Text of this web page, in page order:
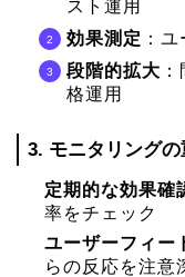
スト運用
効果測定 ：
段階的拡大
格運用
3. モニタリング
定期的な効果確
率をチェック
ユーザーフィー
らの反応を注意